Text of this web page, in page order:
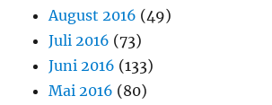
August 2016 (49)
Juli 2016 (73)
Juni 2016 (133)
Mai 2016 (80)